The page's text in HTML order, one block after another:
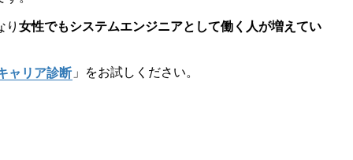
り 女性でもシステムエンジニアとして働く人が増えてい
ャリア診断 」をお試しください。